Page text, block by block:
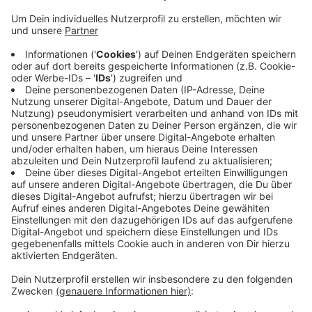
Veröffentlicht:Montag, 10.01.2022 18:51
Anzeige
Neben der kompletten Mannschaft haben sich
deshalb auch die Mitarbeiter aus der Geschäftsstelle
testen lassen. Bis die Ergebnisse der PCR-Tests
vorliegen, bleiben alle Spieler und Mitarbeiter in
Quarantäne, so die Krefeld Pinguine. Das kommende
Spiel gegen die Kölner Haie am Freitag (14.01.) soll
Stand jetzt stattfinden.
Anzeige